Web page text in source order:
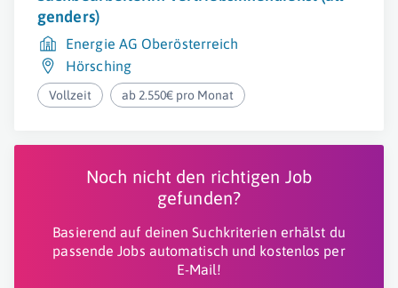
genders)
Energie AG Oberösterreich
Hörsching
Vollzeit ab 2.550€ pro Monat
Noch nicht den richtigen Job
gefunden?
Basierend auf deinen Suchkriterien erhälst du
passende Jobs automatisch und kostenlos per
E-Mail!